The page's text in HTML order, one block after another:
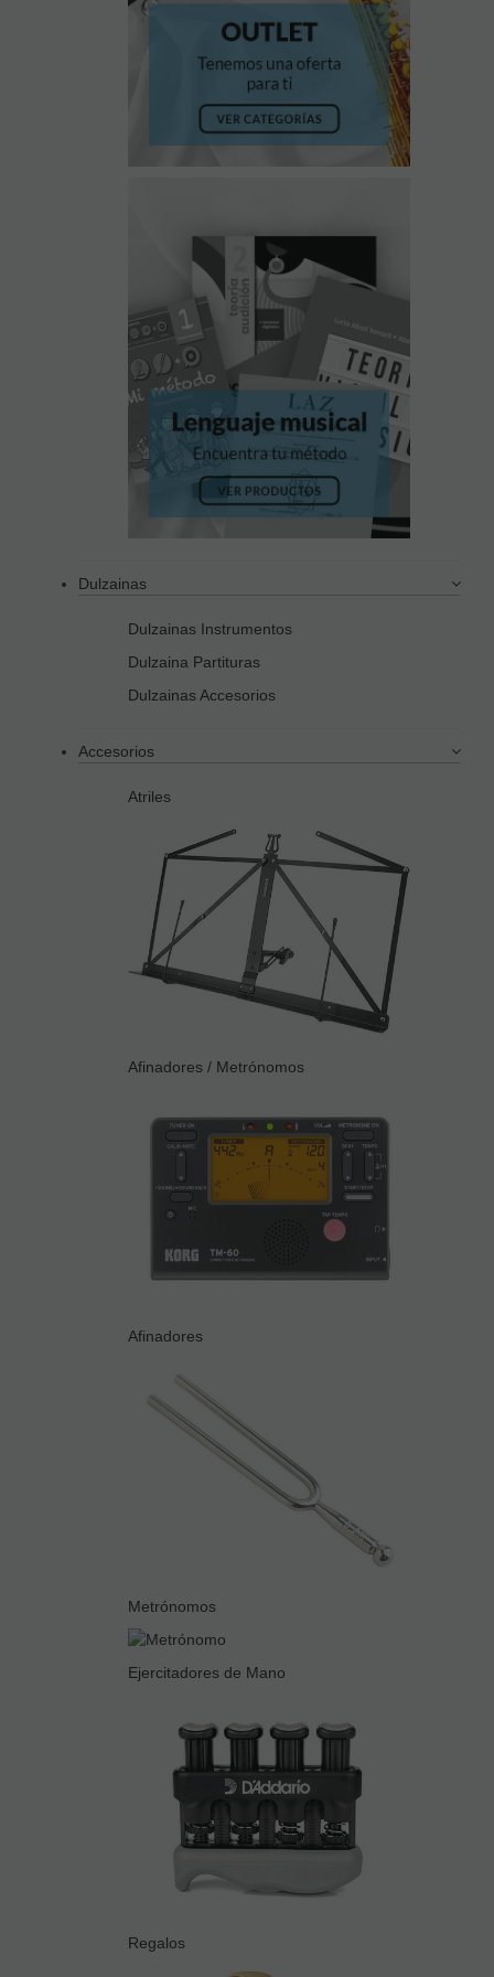
Dulzainas
Dulzainas Instrumentos
Dulzaina Partituras
Dulzainas Accesorios
Accesorios
Atriles
Afinadores / Metrónomos
Afinadores
Metrónomos
Ejercitadores de Mano
Regalos